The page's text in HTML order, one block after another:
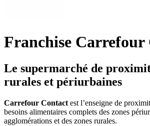
Franchise Carrefour
Le supermarché de
rurales et périurbaines
Carrefour Contact est l’enseigne de
besoins alimentaires complets des zones
agglomérations et des zones rurales.